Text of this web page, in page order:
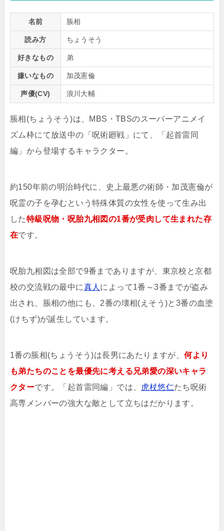
名前 脹相
読み方 ちょうそう
好きなもの 弟
嫌いなもの 加茂憲倫
声優(CV) 浪川大輔
脹相(ちょうそう)は、MBS・TBSのスーパーアニメイ
ズム枠にて放送中の「呪術廻戦」にて、「起首雷同
編」から登場するキャラクター。
約150年前の明治時代に、史上最悪の術師・加茂憲倫が
呪霊の子を孕むという特殊体質の女性を使って生み出
した特級呪物・呪胎九相図の1番が受肉して生まれた存
在です。
呪胎九相図は全部で9番までありますが、東京校と京都
校の交流戦の最中に真人 によって1番～3番までが盗み
出され、脹相の他にも、2番の壊相(えそう)と3番の血塗
(けちず)が誕生しています。
1番の脹相(ちょうそう)は長男にあたりますが、何より
も弟たちのことを最優先に考える兄弟愛の深いキャラ
クターです。「起首雷同編」では、 虎杖悠仁たち呪術
高専メンバーの強大な敵として立ちはだかります。